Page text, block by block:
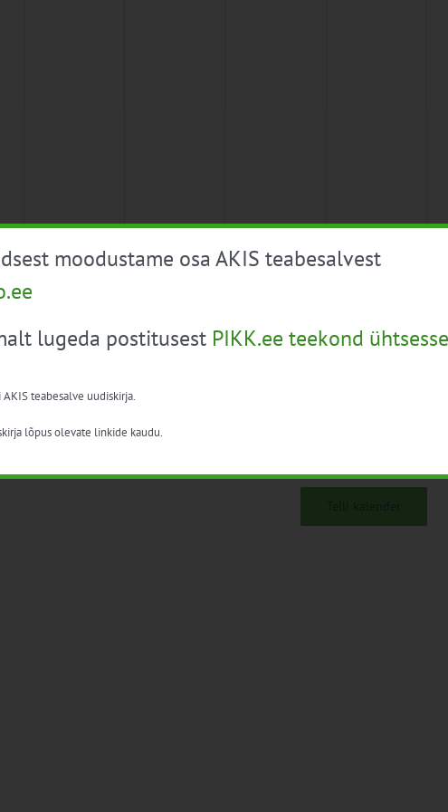
moodustame osa AKIS teabesalvest
lugeda postitusest PIKK.ee teekond
teabesalve uudiskirja.
lõpus olevate linkide kaudu.